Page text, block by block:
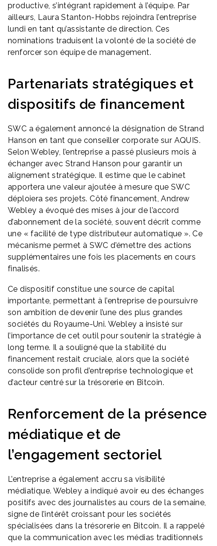
productive, s’intégrant rapidement à l’équipe. Par
ailleurs, Laura Stanton-Hobbs rejoindra l’entreprise
lundi en tant qu’assistante de direction. Ces
nominations traduisent la volonté de la société de
renforcer son équipe de management.
Partenariats stratégiques et
dispositifs de financement
SWC a également annoncé la désignation de Strand
Hanson en tant que conseiller corporate sur AQUIS.
Selon Webley, l’entreprise a passé plusieurs mois à
échanger avec Strand Hanson pour garantir un
alignement stratégique. Il estime que le cabinet
apportera une valeur ajoutée à mesure que SWC
déploiera ses projets. Côté financement, Andrew
Webley a évoqué des mises à jour de l’accord
d’abonnement de la société, souvent décrit comme
une « facilité de type distributeur automatique ». Ce
mécanisme permet à SWC d’émettre des actions
supplémentaires une fois les placements en cours
finalisés.
Ce dispositif constitue une source de capital
importante, permettant à l’entreprise de poursuivre
son ambition de devenir l’une des plus grandes
sociétés du Royaume-Uni. Webley a insisté sur
l’importance de cet outil pour soutenir la stratégie à
long terme. Il a souligné que la stabilité du
financement restait cruciale, alors que la société
consolide son profil d’entreprise technologique et
d’acteur centré sur la trésorerie en Bitcoin.
Renforcement de la présence
médiatique et de
l’engagement sectoriel
L’entreprise a également accru sa visibilité
médiatique. Webley a indiqué avoir eu des échanges
positifs avec des journalistes au cours de la semaine,
signe de l’intérêt croissant pour les sociétés
spécialisées dans la trésorerie en Bitcoin. Il a rappelé
que la communication avec les médias traditionnels